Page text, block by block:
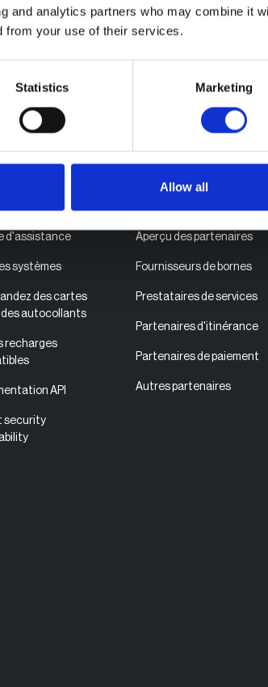
and analytics partners who may combine it
from your use of their services.
Statistics Marketing
Allow all
d'assistance
systèmes
des cartes
des autocollants
recharges
API
security
Aperçu des partenaires
Fournisseurs de bornes
Prestataires de services
Partenaires d'itinérance
Partenaires de paiement
Autres partenaires